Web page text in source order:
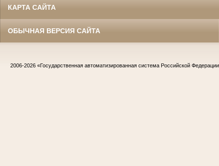
КАРТА САЙТА
ОБЫЧНАЯ ВЕРСИЯ САЙТА
2006-2026 «Государственная автоматизированная система Российской